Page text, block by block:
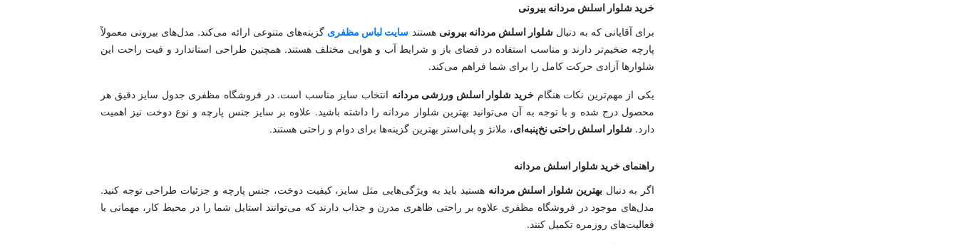
خریدشلوار اسلش مردانه بیرونی
برای آقایانی که به دنبال شلوار اسلش مردانه بیرونی هستند سایت لباس مظفری گزینه‌های متنوعی ارائه می‌کند. مدل‌های بیرونی معمولاً
پارچه ضخیم‌تر دارند و مناسب استفاده در فضای باز و شرایط آب و هوایی مختلف هستند. همچنین طراحی استاندارد و فیت راحت این
شلوارها آزادی حرکت کامل را برای شما فراهم می‌کند.
یکی از مهم‌ترین نکات هنگام خرید شلوار اسلش ورزشی مردانه انتخاب سایز مناسب است. در فروشگاه مظفری جدول سایز دقیق هر
محصول درج شده و با توجه به آن می‌توانید بهترین شلوار مردانه را داشته باشید. علاوه بر سایز جنس پارچه و نوع دوخت نیز اهمیت
دارد. شلوار اسلش راحتی نخ‌پنبه‌ای، ملانژ و پلی‌استر بهترین گزینه‌ها برای دوام و راحتی هستند.
راهنمای خرید شلوار اسلش مردانه
اگر به دنبالبهترین شلوار اسلش مردانه هستید باید به ویژگی‌هایی مثل سایز، کیفیت دوخت، جنس پارچه و جزئیات طراحی توجه کنید.
مدل‌های موجود در فروشگاه مظفری علاوه بر راحتی ظاهری مدرن و جذاب دارند که می‌توانند استایل شما را در محیط کار، مهمانی یا
فعالیت‌های روزمره تکمیل کنند.